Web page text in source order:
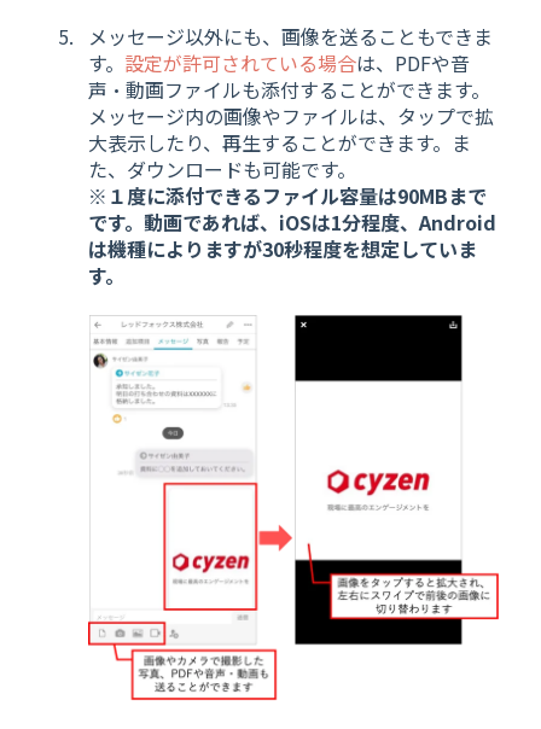
メッセージ以外にも、画像を送ることもできま
す。 設定が許可されている場合は、PDFや音
声・動画ファイルも添付することができます。
メッセージ内の画像やファイルは、タップで拡
大表示したり、再生することができます。ま
た、ダウンロードも可能です。
※１度に添付できるファイル容量は90MBまで
です。動画であれば、iOSは1分程度、Android
は機種によりますが30秒程度を想定していま
す。